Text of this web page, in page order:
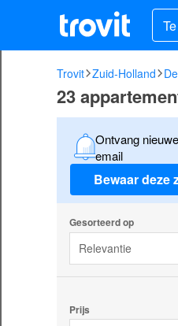
Trovit Zuid-Holland
23
Ontvang
email
Bewaar deze
Gesorteerd op
Relevantie
Prijs